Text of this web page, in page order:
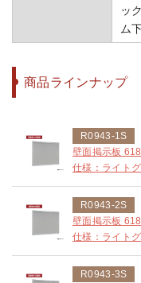
ッ
ム
商品ラインナップ
R0943-1S
壁面掲示板
仕様：ライトグ
R0943-2S
壁面掲示板
仕様：ライトグ
R0943-3S